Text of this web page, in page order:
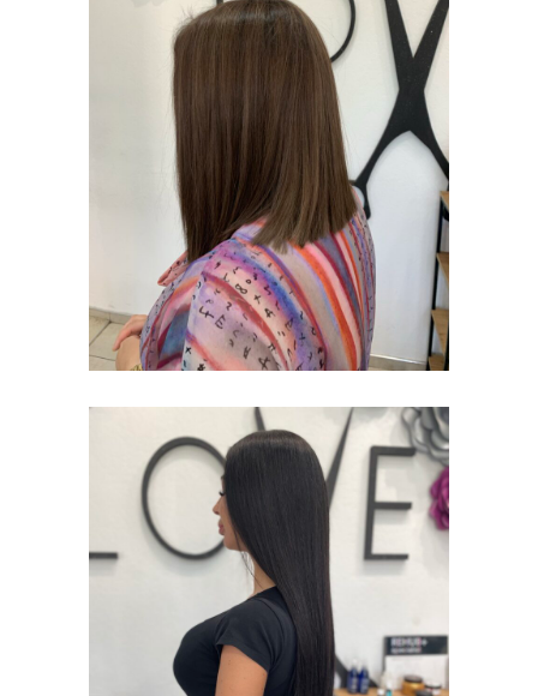
BOJENJE KOSE
I ŠIŠANJE
BOJENJE KOSE I
ŠIŠANJE
BOJENJE KOSE
I ŠIŠANJE
BOJENJE KOSE I